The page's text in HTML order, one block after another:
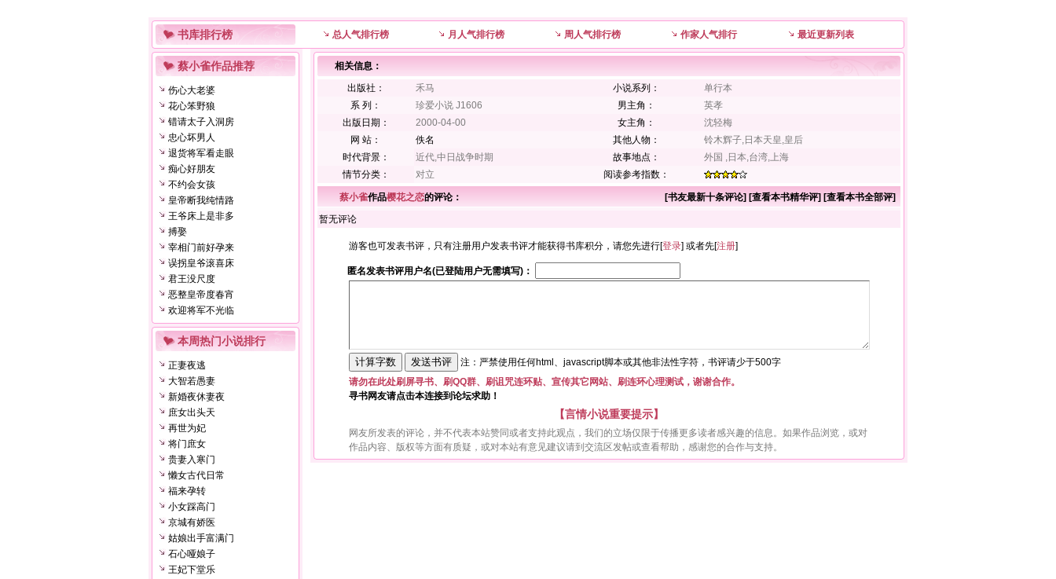
书库排行榜 总人气排行榜 月人气排行榜 周人气排行榜 作家人气排行 最近更新列表
蔡小雀作品推荐
伤心大老婆
花心笨野狼
错请太子入洞房
忠心坏男人
退货将军看走眼
痴心好朋友
不约会女孩
皇帝断我纯情路
王爷床上是非多
搏娶
宰相门前好孕来
误拐皇爷滚喜床
君王没尺度
恶整皇帝度春宵
欢迎将军不光临
本周热门小说排行
正妻夜逃
大智若愚妻
新婚夜休妻夜
庶女出头天
再世为妃
将门庶女
贵妻入寒门
懒女古代日常
福来孕转
小女踩高门
京城有娇医
姑娘出手富满门
石心哑娘子
王妃下堂乐
相关信息：
出版社：
禾马 小说系列：
单行本
系 列：
珍爱小说 J1606 男主角：
英孝
出版日期：
2000-04-00 女主角：
沈轻梅
网 站：
佚名 其他人物：
铃木辉子,日本天皇,皇后
时代背景：
近代,中日战争时期 故事地点：
外国 ,日本,台湾,上海
情节分类：
对立 阅读参考指数：
蔡小雀作品樱花之恋的评论： [书友最新十条评论] [查看本书精华评] [查看本书全部评]
暂无评论
游客也可发表书评，只有注册用户发表书评才能获得书库积分，请您先进行[登录] 或者先[注册]
匿名发表书评用户名(已登陆用户无需填写)：
注：严禁使用任何html、javascript脚本或其他非法性字符，书评请少于500字
请勿在此处刷屏寻书、刷QQ群、刷诅咒连环贴、宣传其它网站、刷连环心理测试，谢谢合作。
寻书网友请点击本连接到论坛求助！
【言情小说重要提示】
网友所发表的评论，并不代表本站赞同或者支持此观点，我们的立场仅限于传播更多读者感兴趣的信息。如果作品浏览，或对
作品内容、版权等方面有质疑，或对本站有意见建议请到交流区发帖或查看帮助，感谢您的合作与支持。